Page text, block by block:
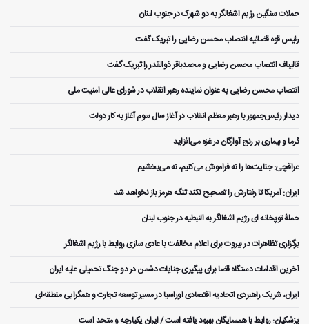
حملات سنگین رژیم اشغالگر به دو شهرک در جنوب لبنان
رئیس قوه قضائیه انتصاب محسن رضایی را تبریک گفت
قالیباف انتصاب محسن رضایی و محمدباقر ذوالقدر را تبریک گفت
انتصاب محسن رضایی به عنوان نماینده رهبر انقلاب در شورای عالی امنیت ملی
دیدار رئیس‌جمهور با رهبر معظم انقلاب در آغاز سال سوم آغاز به کار دولت
گرما و بیماری بر رنج آوارگان در غزه می‌افزاید
عراقچی: جنایت‌ها را نه فراموش می‌کنیم، نه می‌بخشیم
ایران: آمریکا تا رفتارش را تصحیح نکند تنگه هرمز باز نخواهد شد
حملۀ توپخانه ای رژیم اشغالگر به النبطیه در جنوب لبنان
برگزاری تظاهرات در بیروت برای اعلام مخالفت با عادی سازی روابط با رژیم اشغالگر
آخرین اقدامات دستگاه قضا برای پیگیری جنایات دشمن در دو جنگ تحمیلی علیه ایران
ایران، شریک راهبردی اتحادیه اقتصادی اوراسیا در مسیر توسعه تجارت و همگرایی منطقه‌ای
پزشکیان: روابط با همسایگان بهبود یافته است / ایران یکپارچه و متحد است